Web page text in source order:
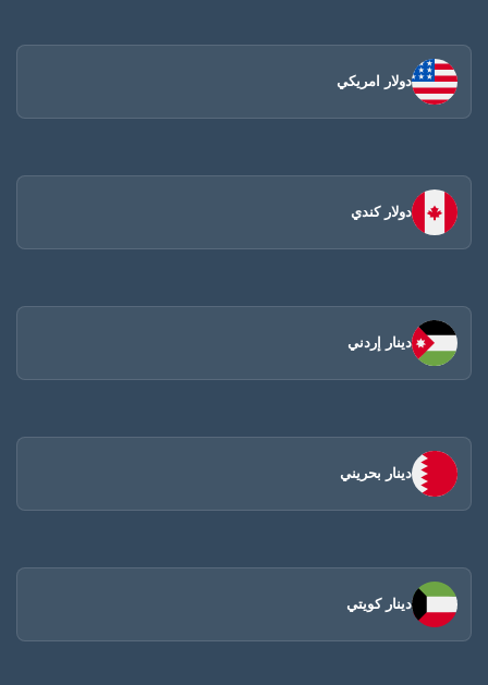
دولار امريكي
دولار كندي
دينار إردني
دينار بحريني
دينار كويتي